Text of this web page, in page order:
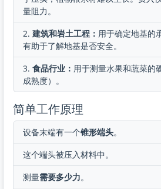
量阻力。
建筑和岩土工程： 用于确定地基的
有助于了解地基是否安全。
食品行业： 用于测量水果和蔬菜的
成熟度）。
简单工作原理
设备末端有一个锥形端头。
这个端头被压入材料中。
测量需要多少力。